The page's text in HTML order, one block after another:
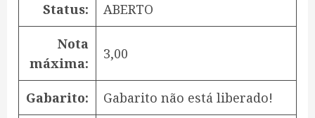
Status: ABERTO
Nota
máxima:
3,00
Gabarito: Gabarito não está liberado!